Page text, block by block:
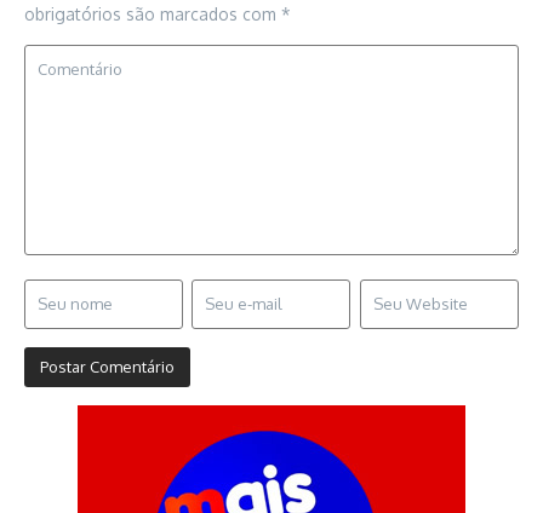
obrigatórios são marcados com *